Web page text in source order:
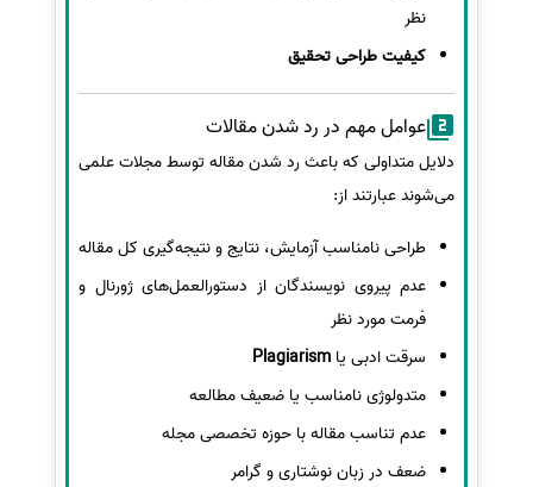
نظر
کیفیت طراحی تحقیق
عوامل مهم در رد شدن مقالات
دلایل متداولی که باعث رد شدن مقاله توسط مجلات علمی
می‌شوند عبارتند از:
طراحی نامناسب آزمایش، نتایج و نتیجه‌گیری کل مقاله
عدم پیروی نویسندگان از دستورالعمل‌های ژورنال و
فرمت مورد نظر
سرقت ادبی یا Plagiarism
متدولوژی نامناسب یا ضعیف مطالعه
عدم تناسب مقاله با حوزه تخصصی مجله
ضعف در زبان نوشتاری و گرامر